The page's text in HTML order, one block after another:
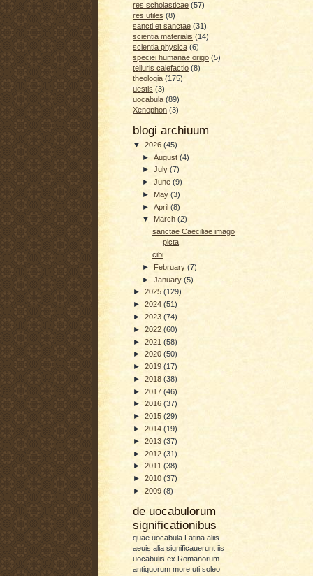
res scholasticae (57)
res utiles (8)
sancti et sanctae (31)
scientia materialis (14)
scientia physica (6)
speciei humanae origo (5)
telluris calefactio (8)
theologia (175)
uestis (3)
uocabula (89)
Xenophon (3)
blogi archiuum
▼ 2026 (45)
►August(4)
►July(7)
►June(9)
►May(3)
►April(8)
▼ March(2)
sanctae Caeciliae imago
picta
cibi
► February(7)
►January(5)
► 2025 (129)
► 2024 (51)
► 2023 (74)
► 2022 (60)
► 2021 (58)
► 2020 (50)
► 2019 (17)
► 2018 (38)
► 2017 (46)
► 2016 (37)
► 2015 (29)
► 2014 (19)
► 2013 (37)
► 2012 (31)
► 2011 (38)
► 2010 (37)
► 2009 (8)
de uocabulorum
significationibus
quae uocabula Latina aliis
aeuis alia significauerunt iis
uocabulis ex Romanorum
antiquorum more uti soleo